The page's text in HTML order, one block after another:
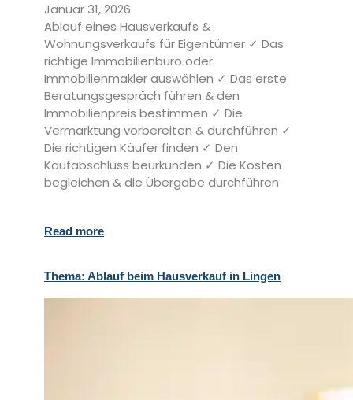
Januar 31, 2026
Ablauf eines Hausverkaufs &
Wohnungsverkaufs für Eigentümer ✓ Das
richtige Immobilienbüro oder
Immobilienmakler auswählen ✓ Das erste
Beratungsgespräch führen & den
Immobilienpreis bestimmen ✓ Die
Vermarktung vorbereiten & durchführen ✓
Die richtigen Käufer finden ✓ Den
Kaufabschluss beurkunden ✓ Die Kosten
begleichen & die Übergabe durchführen
Read more
Thema: Ablauf beim Hausverkauf in Lingen